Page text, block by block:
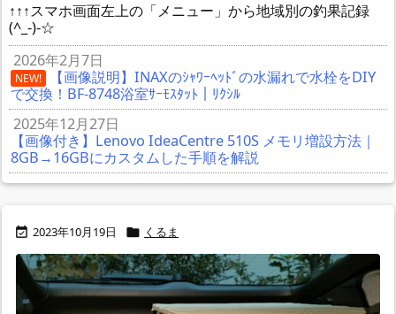
↑↑↑スマホ画面左上の「メニュー」から地域別の釣果記録
(^_-)-☆
2026年2月7日
NEW!
【画像説明】INAXのｼｬﾜｰﾍｯﾄﾞの水漏れで水栓をDIY
で交換！BF-8748浴室ｻｰﾓｽﾀｯﾄ｜ﾘｸｼﾙ
2025年12月27日
【画像付き】Lenovo IdeaCentre 510S メモリ増設方法｜
8GB→16GBにカスタムした手順を解説
 2023年10月19日  くるま